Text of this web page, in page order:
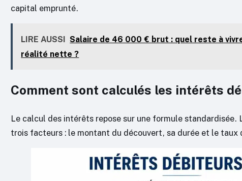
capital emprunté.
LIRE AUSSI Salaire de 46 000 € brut : quel reste à
réalité nette ?
Comment sont calculés les intérêts
Le calcul des intérêts repose sur une formule standardisée.
trois facteurs : le montant du découvert, sa durée et le